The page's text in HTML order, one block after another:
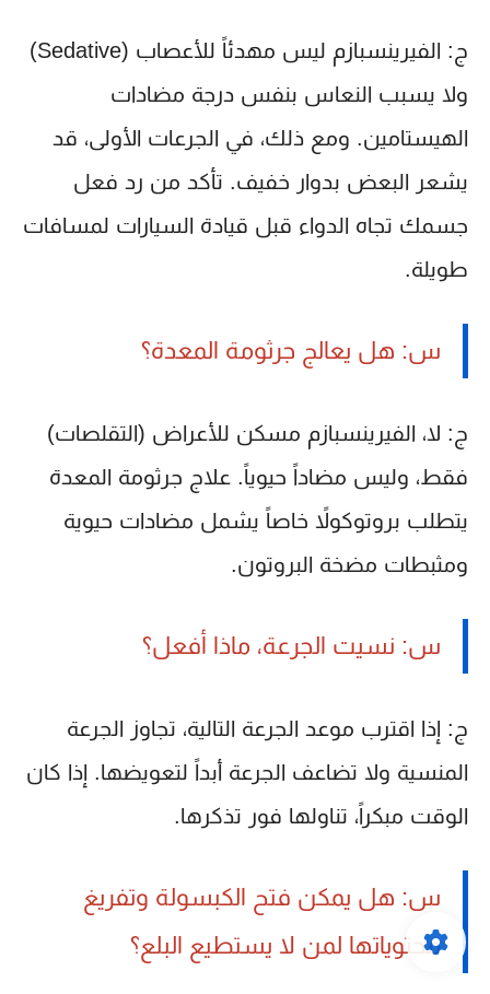
ج: الفيرينسبازم ليس مهدئاً للأعصاب (Sedative)
ولا يسبب النعاس بنفس درجة مضادات
الهيستامين. ومع ذلك، في الجرعات الأولى، قد
يشعر البعض بدوار خفيف. تأكد من رد فعل
جسمك تجاه الدواء قبل قيادة السيارات لمسافات
طويلة.
س: هل يعالج جرثومة المعدة؟
ج: لا، الفيرينسبازم مسكن للأعراض (التقلصات)
فقط، وليس مضاداً حيوياً. علاج جرثومة المعدة
يتطلب بروتوكولاً خاصاً يشمل مضادات حيوية
ومثبطات مضخة البروتون.
س: نسيت الجرعة، ماذا أفعل؟
ج: إذا اقترب موعد الجرعة التالية، تجاوز الجرعة
المنسية ولا تضاعف الجرعة أبداً لتعويضها. إذا كان
الوقت مبكراً، تناولها فور تذكرها.
س: هل يمكن فتح الكبسولة وتفريغ
محتوياتها لمن لا يستطيع البلع؟